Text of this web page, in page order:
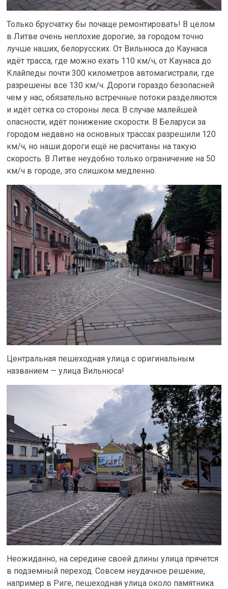
Только брусчатку бы почаще ремонтировать! В целом
в Литве очень неплохие дорогие, за городом точно
лучше наших, белорусских. От Вильнюса до Каунаса
идёт трасса, где можно ехать 110 км/ч, от Каунаса до
Клайпеды почти 300 километров автомагистрали, где
разрешены все 130 км/ч. Дороги гораздо безопасней
чем у нас, обязательно встречные потоки разделяются
и идёт сетка со стороны леса. В случае малейшей
опасности, идёт понижение скорости. В Беларуси за
городом недавно на основных трассах разрешили 120
км/ч, но наши дороги ещё не расчитаны на такую
скорость. В Литве неудобно только ограничение на 50
км/ч в городе, это слишком медленно.
Центральная пешеходная улица с оригинальным
названием — улица Вильнюса!
Неожиданно, на середине своей длины улица прячется
в подземный переход. Совсем неудачное решение,
например в Риге, пешеходная улица около памятника